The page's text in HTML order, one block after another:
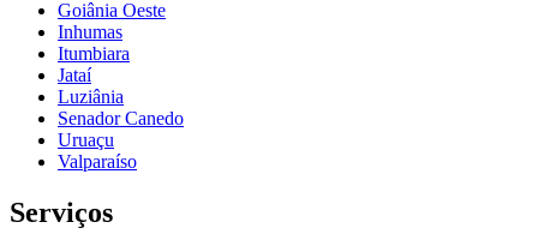
Goiânia Oeste
Inhumas
Itumbiara
Jataí
Luziânia
Senador Canedo
Uruaçu
Valparaíso
Serviços